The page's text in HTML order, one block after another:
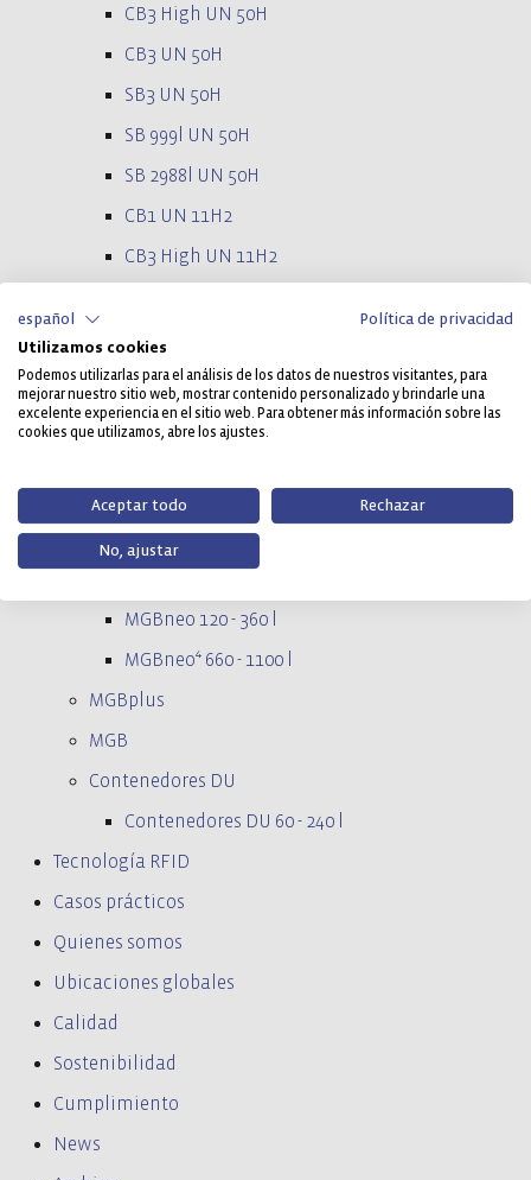
CB3 High UN 50H
CB3 UN 50H
SB3 UN 50H
SB 999l UN 50H
SB 2988l UN 50H
CB1 UN 11H2
CB3 High UN 11H2
SB3 UN 11H2
Contenedores de plástico
Cajas apilables y encastrables
Cuba de mortero preparado FMK
Grandes contenedores de basura
MGBneo 120 - 360 l
MGBneo⁴ 660 - 1100 l
MGBplus
MGB
Contenedores DU
Contenedores DU 60 - 240 l
Tecnología RFID
Casos prácticos
Quienes somos
Ubicaciones globales
Calidad
Sostenibilidad
Cumplimiento
News
español
Política de privacidad
Utilizamos cookies
Podemos utilizarlas para el análisis de los datos de nuestros visitantes, para
mejorar nuestro sitio web, mostrar contenido personalizado y brindarle una
excelente experiencia en el sitio web. Para obtener más información sobre las
cookies que utilizamos, abre los ajustes.
Aceptar todo Rechazar
No, ajustar